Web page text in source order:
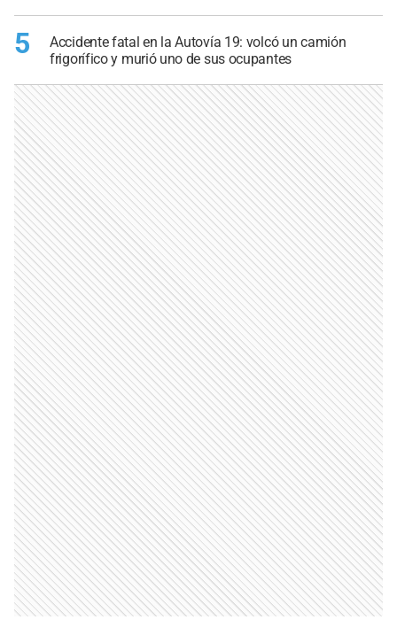
5
Accidente fatal en la Autovía 19: volcó un camión
frigorífico y murió uno de sus ocupantes